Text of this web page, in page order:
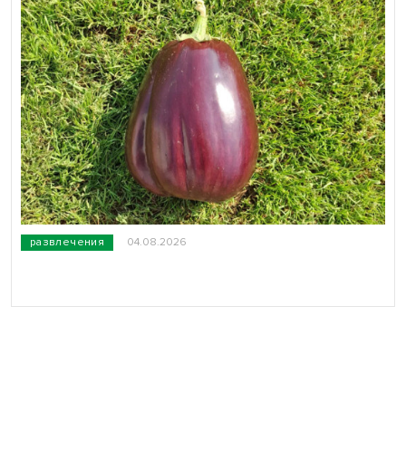
развлечения 04.08.2026